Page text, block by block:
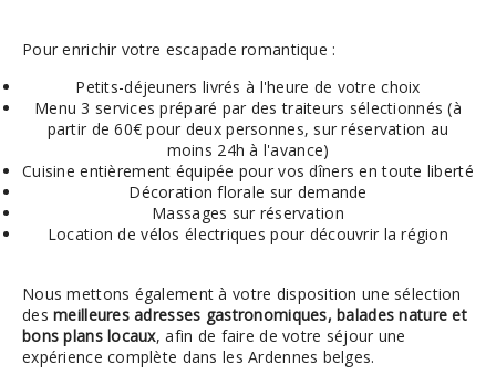
Pour enrichir votre escapade romantique :
Petits-déjeuners livrés à l'heure de votre choix
Menu 3 services préparé par des traiteurs sélectionnés (à
partir de 60€ pour deux personnes, sur réservation au
moins 24h à l'avance)
Cuisine entièrement équipée pour vos dîners en toute liberté
Décoration florale sur demande
Massages sur réservation
Location de vélos électriques pour découvrir la région
Nous mettons également à votre disposition une sélection
desmeilleures adresses gastronomiques, balades nature et
bons plans locaux, afin de faire de votre séjour une
expérience complète dans les Ardennes belges.